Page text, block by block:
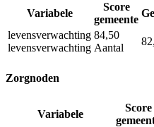
Variabele
Score
gemeente
levensverwachting
levensverwachting
84,50
Aantal
Zorgnoden
Variabele
Score